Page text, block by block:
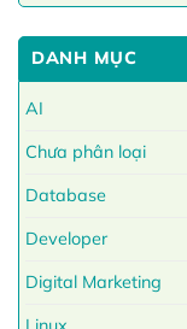
DANH MỤC
AI
Chưa phân loại
Database
Developer
Digital Marketing